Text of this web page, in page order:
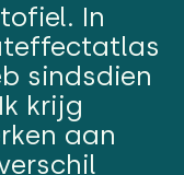
In
sindsdien
krijg
aan